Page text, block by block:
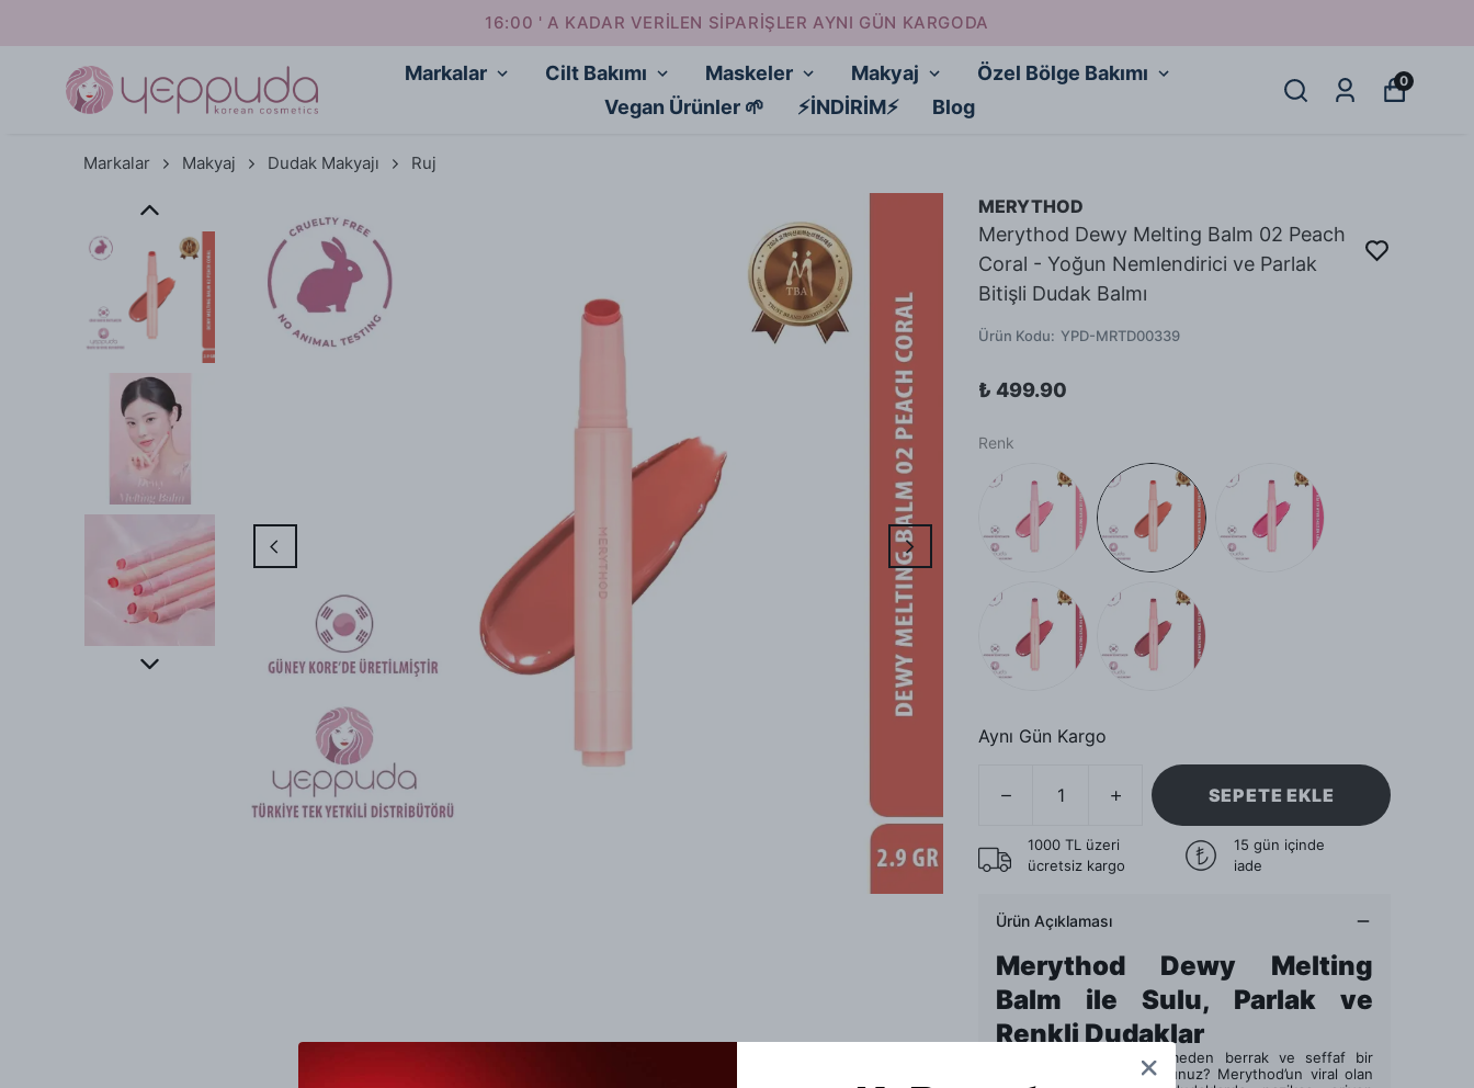
16:00 ' A KADAR VERİLEN SİPARİŞLER AYNI GÜN KARGODA
Markalar Cilt Bakımı Maskeler Makyaj
Özel Bölge Bakımı
Vegan Ürünler 🌱
⚡İNDİRİM⚡ Blog
0
Markalar Makyaj Dudak Makyajı Ruj
MERYTHOD
Merythod Dewy Melting Balm 02 Peach
Coral - Yoğun Nemlendirici ve Parlak
Bitişli Dudak Balmı
Ürün Kodu: YPD-MRTD00339
₺ 499.90
Renk
Aynı Gün Kargo
SEPETE EKLE
1000 TL üzeri
ücretsiz kargo
15 gün içinde
iade
Ürün Açıklaması
Merythod Dewy Melting
Balm ile Sulu, Parlak ve
Renkli Dudaklar
Dudaklariniza agirlik vermeden berrak ve seffaf bir
parlaklik etkisi mi ariyorsunuz? Merythod’un viral olan